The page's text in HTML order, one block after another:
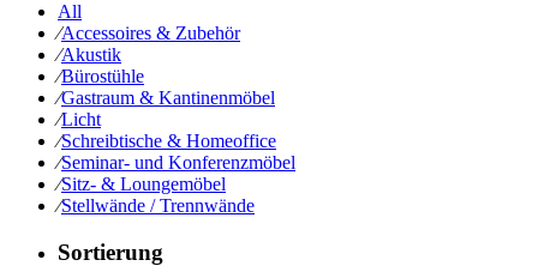
All
⁄Accessoires & Zubehör
⁄Akustik
⁄Bürostühle
⁄Gastraum & Kantinenmöbel
⁄Licht
⁄Schreibtische & Homeoffice
⁄Seminar- und Konferenzmöbel
⁄Sitz- & Loungemöbel
⁄Stellwände / Trennwände
Sortierung